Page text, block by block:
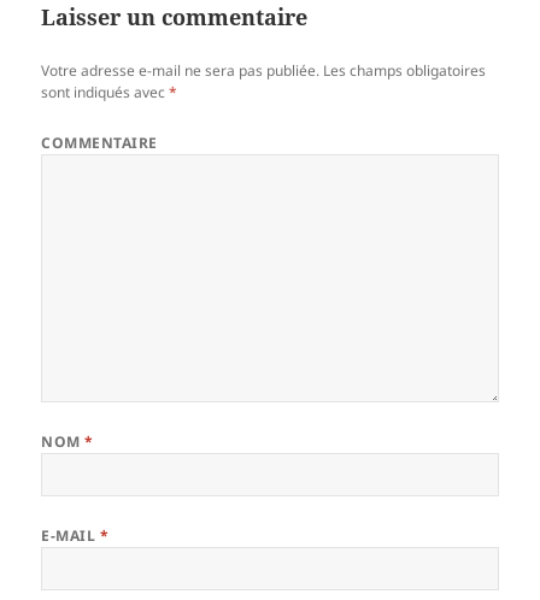
Laisser un commentaire
Votre adresse e-mail ne sera pas publiée. Les champs obligatoires
sont indiqués avec*
COMMENTAIRE
NOM*
E-MAIL *